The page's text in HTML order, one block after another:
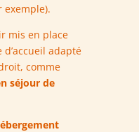
mis en place
adapté
comme
séjour de